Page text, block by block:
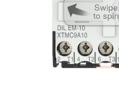
Swipe
to spin